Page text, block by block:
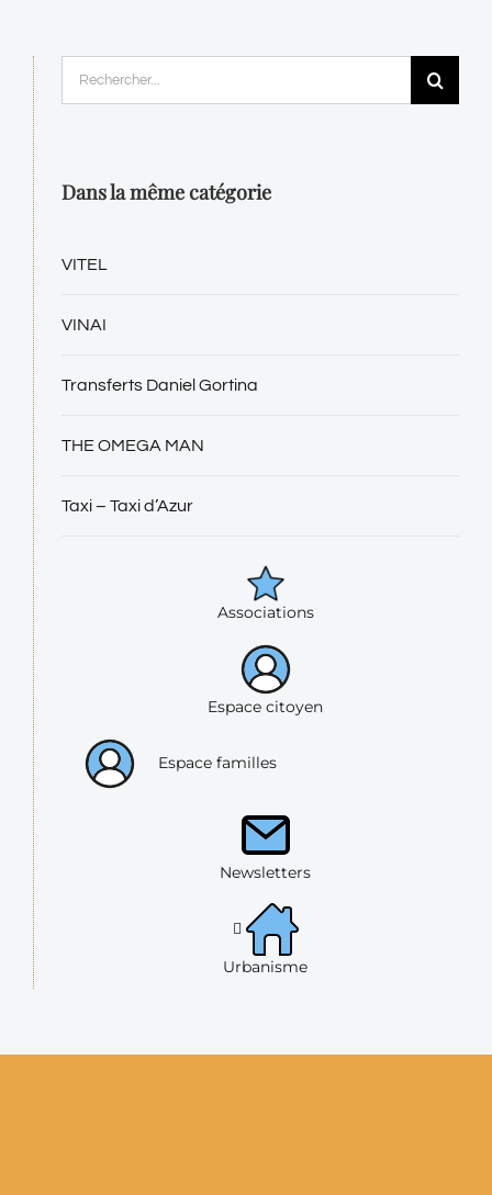
Dans la même catégorie
VITEL
VINAI
Transferts Daniel Gortina
THE OMEGA MAN
Taxi – Taxi d’Azur
Associations
Espace citoyen
Espace familles
Newsletters
Urbanisme